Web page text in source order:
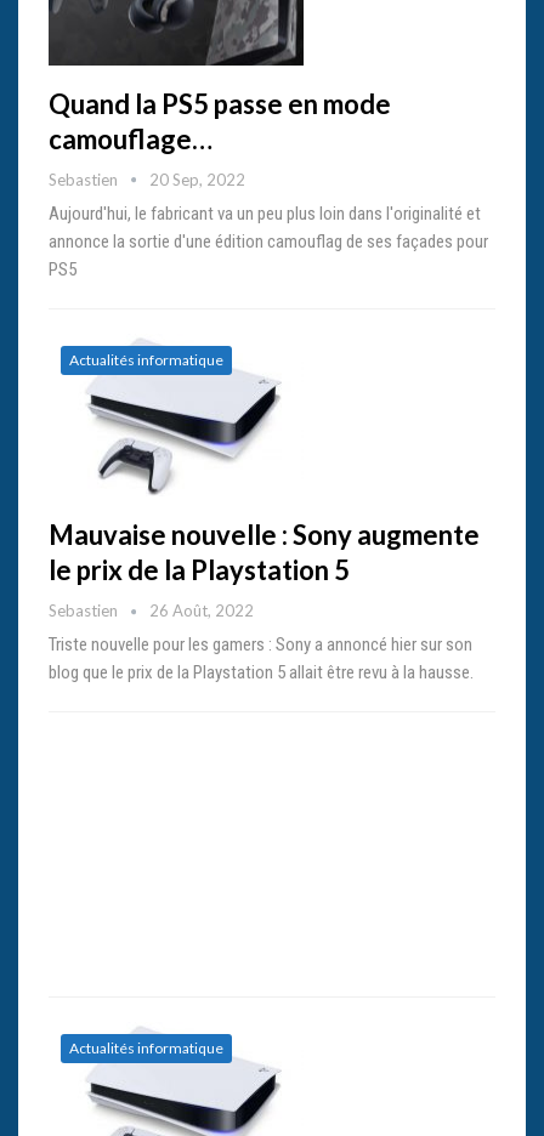
Quand la PS5 passe en mode
camouflage…
Sebastien 20 Sep, 2022
Aujourd'hui, le fabricant va un peu plus loin dans l'originalité et
annonce la sortie d'une édition camouflag de ses façades pour
PS5
Actualités informatique
Mauvaise nouvelle : Sony augmente
le prix de la Playstation 5
Sebastien 26 Août, 2022
Triste nouvelle pour les gamers : Sony a annoncé hier sur son
blog que le prix de la Playstation 5 allait être revu à la hausse.
Actualités informatique